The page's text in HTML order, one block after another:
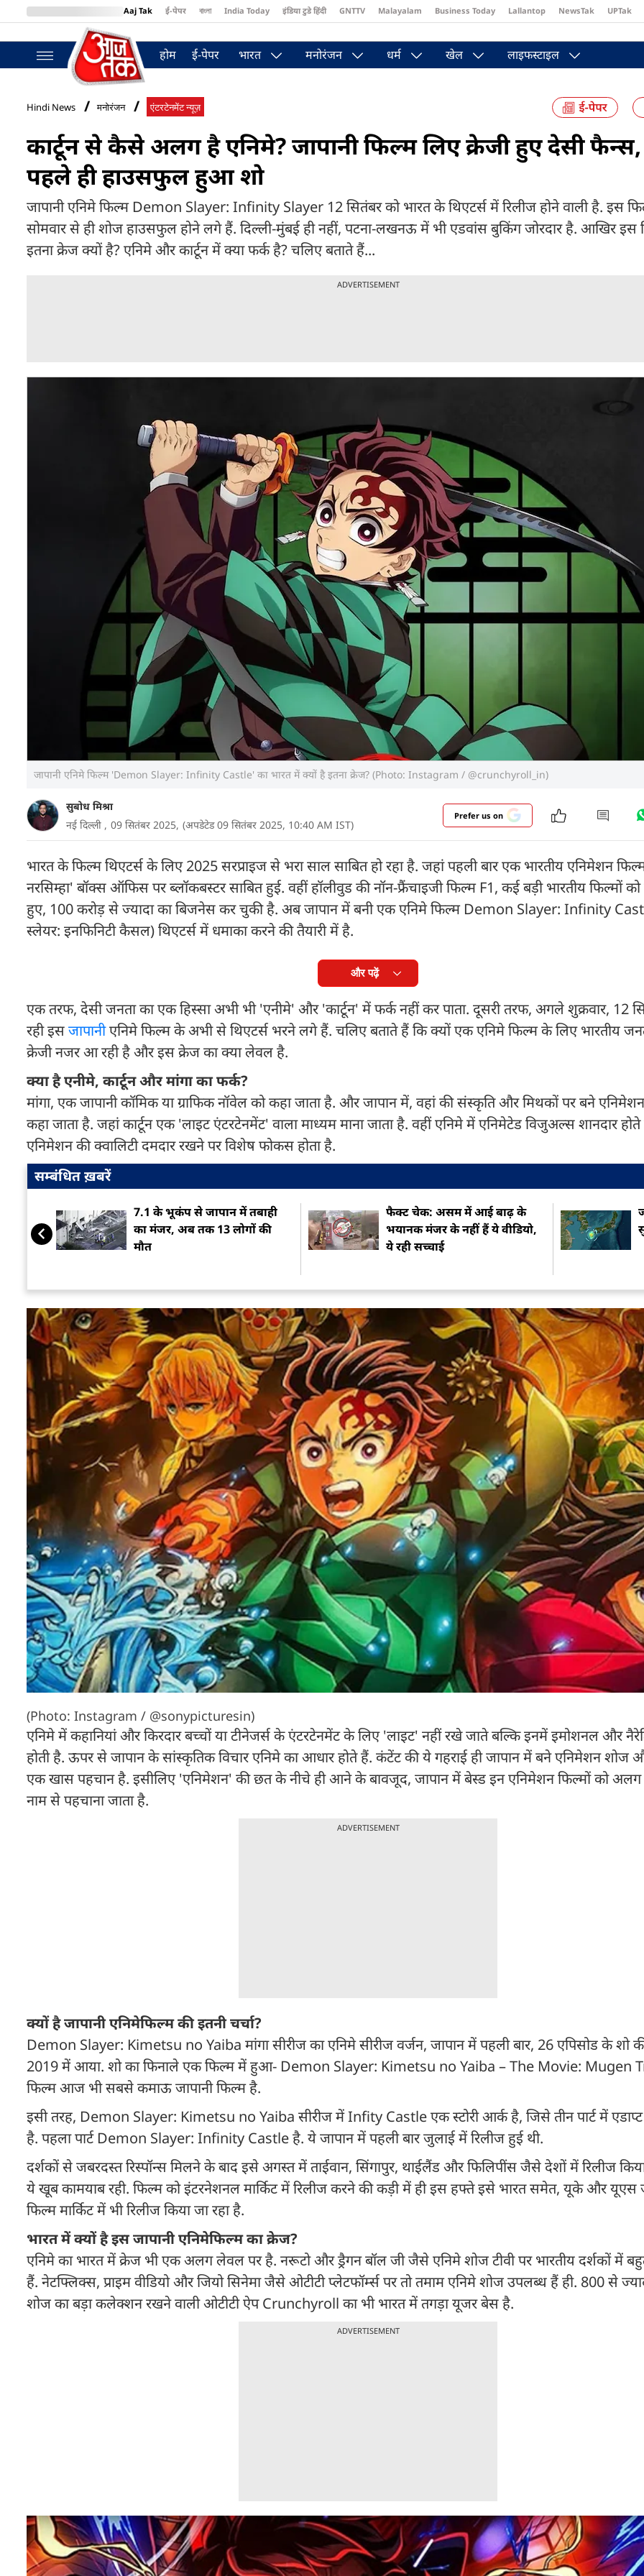
Aaj Tak ई-पेपर বাংলা India Today इंडिया टुडे हिंदी GNTTV Malayalam Business Today Lallantop NewsTak UPTak
BT Bazaar
होम ई-पेपर भारत मनोरंजन धर्म खेल लाइफस्टाइल
Hindi News मनोरंजन एंटरटेनमेंट न्यूज़
कार्टून से कैसे अलग है एनिमे? जापानी फिल्म लिए क्रेजी हुए देसी फैन्स,
पहले ही हाउसफुल हुआ शो
जापानी एनिमे फिल्म Demon Slayer: Infinity Slayer 12 सितंबर को भारत के थिएटर्स में रिलीज होने वाली है. इस
सोमवार से ही शोज हाउसफुल होने लगे हैं. दिल्ली-मुंबई ही नहीं, पटना-लखनऊ में भी एडवांस बुकिंग जोरदार है. आखिर इस
इतना क्रेज क्यों है? एनिमे और कार्टून में क्या फर्क है? चलिए बताते हैं...
ADVERTISEMENT
जापानी एनिमे फिल्म 'Demon Slayer: Infinity Castle' का भारत में क्यों है इतना क्रेज? (Photo: Instagram / @crunchyroll_in)
सुबोध मिश्रा
नई दिल्ली , 09 सितंबर 2025, (अपडेटेड 09 सितंबर 2025, 10:40 AM IST)
Prefer us on
भारत के फिल्म थिएटर्स के लिए 2025 सरप्राइज से भरा साल साबित हो रहा है. जहां पहली बार एक भारतीय एनिमेशन
नरसिम्हा' बॉक्स ऑफिस पर ब्लॉकबस्टर साबित हुई. वहीं हॉलीवुड की नॉन-फ्रैंचाइजी फिल्म F1, कई बड़ी भारतीय फिल्मों
हुए, 100 करोड़ से ज्यादा का बिजनेस कर चुकी है. अब जापान में बनी एक एनिमे फिल्म Demon Slayer: Infinity
स्लेयर: इनफिनिटी कैसल) थिएटर्स में धमाका करने की तैयारी में है.
और पढ़ें
एक तरफ, देसी जनता का एक हिस्सा अभी भी 'एनीमे' और 'कार्टून' में फर्क नहीं कर पाता. दूसरी तरफ, अगले शुक्रवार, 12
रही इसजापानी एनिमे फिल्म के अभी से थिएटर्स भरने लगे हैं. चलिए बताते हैं कि क्यों एक एनिमे फिल्म के लिए भारतीय
क्रेजी नजर आ रही है और इस क्रेज का क्या लेवल है.
क्या है एनीमे, कार्टून और मांगा का फर्क?
मांगा, एक जापानी कॉमिक या ग्राफिक नॉवेल को कहा जाता है. और जापान में, वहां की संस्कृति और मिथकों पर बने
कहा जाता है. जहां कार्टून एक 'लाइट एंटरटेनमेंट' वाला माध्यम माना जाता है. वहीं एनिमे में एनिमेटेड विजुअल्स शानदार
एनिमेशन की क्वालिटी दमदार रखने पर विशेष फोकस होता है.
सम्बंधित ख़बरें
7.1 के भूकंप से जापान में तबाही
का मंजर, अब तक 13 लोगों की
मौत
फैक्ट चेक: असम में आई बाढ़ के
भयानक मंजर के नहीं हैं ये वीडियो,
ये रही सच्चाई
(Photo: Instagram / @sonypicturesin)
एनिमे में कहानियां और किरदार बच्चों या टीनेजर्स के एंटरटेनमेंट के लिए 'लाइट' नहीं रखे जाते बल्कि इनमें इमोशनल और
होती है. ऊपर से जापान के सांस्कृतिक विचार एनिमे का आधार होते हैं. कंटेंट की ये गहराई ही जापान में बने एनिमेशन शोज
एक खास पहचान है. इसीलिए 'एनिमेशन' की छत के नीचे ही आने के बावजूद, जापान में बेस्ड इन एनिमेशन फिल्मों को
नाम से पहचाना जाता है.
ADVERTISEMENT
क्यों है जापानी एनिमेफिल्म की इतनी चर्चा?
Demon Slayer: Kimetsu no Yaiba मांगा सीरीज का एनिमे सीरीज वर्जन, जापान में पहली बार, 26 एपिसोड के शो
2019 में आया. शो का फिनाले एक फिल्म में हुआ- Demon Slayer: Kimetsu no Yaiba – The Movie: Mugen
फिल्म आज भी सबसे कमाऊ जापानी फिल्म है.
इसी तरह, Demon Slayer: Kimetsu no Yaiba सीरीज में Infity Castle एक स्टोरी आर्क है, जिसे तीन पार्ट में एडाप्ट
है. पहला पार्ट Demon Slayer: Infinity Castle है. ये जापान में पहली बार जुलाई में रिलीज हुई थी.
दर्शकों से जबरदस्त रिस्पॉन्स मिलने के बाद इसे अगस्त में ताईवान, सिंगापुर, थाईलैंड और फिलिपींस जैसे देशों में रिलीज
ये खूब कामयाब रही. फिल्म को इंटरनेशनल मार्किट में रिलीज करने की कड़ी में ही इस हफ्ते इसे भारत समेत, यूके और यूएस
फिल्म मार्किट में भी रिलीज किया जा रहा है.
भारत में क्यों है इस जापानी एनिमेफिल्म का क्रेज?
एनिमे का भारत में क्रेज भी एक अलग लेवल पर है. नरूटो और ड्रैगन बॉल जी जैसे एनिमे शोज टीवी पर भारतीय दर्शकों में
हैं. नेटफ्लिक्स, प्राइम वीडियो और जियो सिनेमा जैसे ओटीटी प्लेटफॉर्म्स पर तो तमाम एनिमे शोज उपलब्ध हैं ही. 800 से
शोज का बड़ा कलेक्शन रखने वाली ओटीटी ऐप Crunchyroll का भी भारत में तगड़ा यूजर बेस है.
ADVERTISEMENT